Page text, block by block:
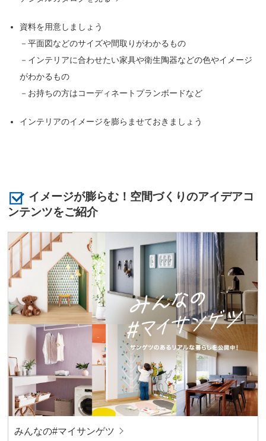
資料を用意しましょう
－平面図などのサイズや間取りがわかるもの
－インテリアに合わせたい家具や衛生陶器などの色やイメージ
がわかるもの
－お持ちの方はコーディネートプランボードなど
インテリアのイメージを膨らませておきましょう
イメージが膨らむ！空間づくりのアイデアコ
ンテンツをご紹介
みんなの#マイサンゲツ